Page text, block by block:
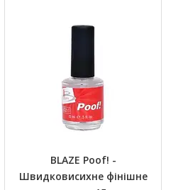
BLAZE Poof! -
Швидковисихне фінішне